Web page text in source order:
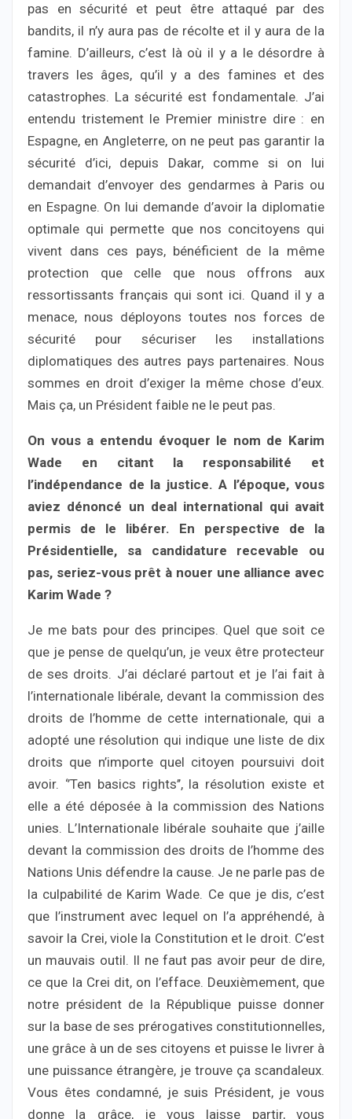
pas en sécurité et peut être attaqué par des
bandits, il n’y aura pas de récolte et il y aura de la
famine. D’ailleurs, c’est là où il y a le désordre à
travers les âges, qu’il y a des famines et des
catastrophes. La sécurité est fondamentale. J’ai
entendu tristement le Premier ministre dire : en
Espagne, en Angleterre, on ne peut pas garantir la
sécurité d’ici, depuis Dakar, comme si on lui
demandait d’envoyer des gendarmes à Paris ou
en Espagne. On lui demande d’avoir la diplomatie
optimale qui permette que nos concitoyens qui
vivent dans ces pays, bénéficient de la même
protection que celle que nous offrons aux
ressortissants français qui sont ici. Quand il y a
menace, nous déployons toutes nos forces de
sécurité pour sécuriser les installations
diplomatiques des autres pays partenaires. Nous
sommes en droit d’exiger la même chose d’eux.
Mais ça, un Président faible ne le peut pas.
On vous a entendu évoquer le nom de Karim
Wade en citant la responsabilité et
l’indépendance de la justice. A l’époque, vous
aviez dénoncé un deal international qui avait
permis de le libérer. En perspective de la
Présidentielle, sa candidature recevable ou
pas, seriez-vous prêt à nouer une alliance avec
Karim Wade ?
Je me bats pour des principes. Quel que soit ce
que je pense de quelqu’un, je veux être protecteur
de ses droits. J’ai déclaré partout et je l’ai fait à
l’internationale libérale, devant la commission des
droits de l’homme de cette internationale, qui a
adopté une résolution qui indique une liste de dix
droits que n’importe quel citoyen poursuivi doit
avoir. ‘’Ten basics rights’’, la résolution existe et
elle a été déposée à la commission des Nations
unies. L’Internationale libérale souhaite que j’aille
devant la commission des droits de l’homme des
Nations Unis défendre la cause. Je ne parle pas de
la culpabilité de Karim Wade. Ce que je dis, c’est
que l’instrument avec lequel on l’a appréhendé, à
savoir la Crei, viole la Constitution et le droit. C’est
un mauvais outil. Il ne faut pas avoir peur de dire,
ce que la Crei dit, on l’efface. Deuxièmement, que
notre président de la République puisse donner
sur la base de ses prérogatives constitutionnelles,
une grâce à un de ses citoyens et puisse le livrer à
une puissance étrangère, je trouve ça scandaleux.
Vous êtes condamné, je suis Président, je vous
donne la grâce, je vous laisse partir, vous